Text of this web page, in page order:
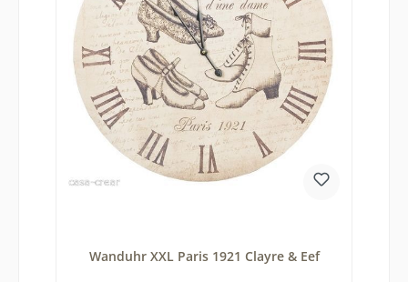
Wanduhr XXL Paris 1921 Clayre & Eef